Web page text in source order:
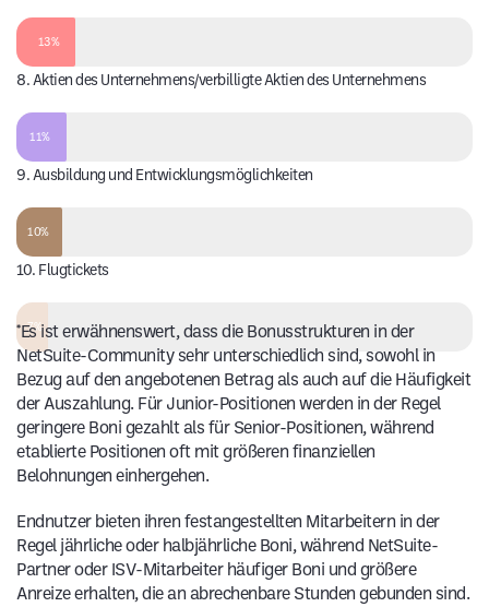
13%
8. Aktien des Unternehmens/verbilligte Aktien des Unternehmens
11%
9. Ausbildung und Entwicklungsmöglichkeiten
10%
10. Flugtickets
7%
*Es ist erwähnenswert, dass die Bonusstrukturen in der
NetSuite-Community sehr unterschiedlich sind, sowohl in
Bezug auf den angebotenen Betrag als auch auf die Häufigkeit
der Auszahlung. Für Junior-Positionen werden in der Regel
geringere Boni gezahlt als für Senior-Positionen, während
etablierte Positionen oft mit größeren finanziellen
Belohnungen einhergehen.
Endnutzer bieten ihren festangestellten Mitarbeitern in der
Regel jährliche oder halbjährliche Boni, während NetSuite-
Partner oder ISV-Mitarbeiter häufiger Boni und größere
Anreize erhalten, die an abrechenbare Stunden gebunden sind.